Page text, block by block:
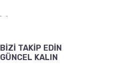
BİZİ TAKİP EDİN
GÜNCEL KALIN